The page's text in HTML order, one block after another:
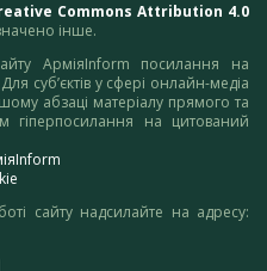
Commons Attribution 4.0
інше.
АрміяInform посилання на
суб’єктів у сфері онлайн-медіа
абзаці матеріалу прямого та
гіперпосилання на цитований
сайту надсилайте на адресу: